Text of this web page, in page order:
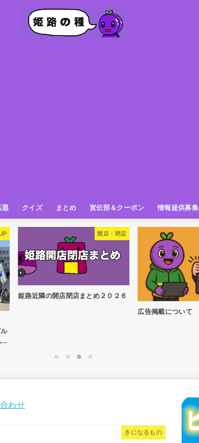
さん）
）
ツイン
ン・餃子・中華
・そば・和食
さん
題
動き
ース
ーツ
ビ
ト
立ち情報
らせ
らせ
の種お得情報 今日の姫路城
きになるもの
ヒメジマン
謎
姫路の種応援団
姫路の種探偵団
クイズ
著名人
ブドウRC
一万人の似顔絵を描く伝説
公園
観光＆お出かけ
クイズ まとめ 宣伝部＆クーポン 情報提供募集
開店・閉店
姫路近隣の開店閉店まとめ２０２６
広告掲載について
わせ
きになるもの